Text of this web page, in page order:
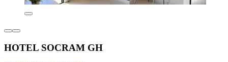
HOTEL SOCRAM GH